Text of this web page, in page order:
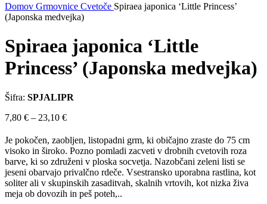
Domov Grmovnice Cvetoče Spiraea japonica ‘Little Princess’
(Japonska medvejka)
Spiraea japonica ‘Little
Princess’ (Japonska medvejka)
Šifra: SPJALIPR
7,80 € – 23,10 €Cenovni
od
7,80 €
do
23,10 €
Je pokočen, zaobljen, listopadni grm, ki običajno zraste do 75 cm
visoko in široko. Pozno pomladi zacveti v drobnih cvetovih roza
barve, ki so združeni v ploska socvetja. Nazobčani zeleni listi se
jeseni obarvajo privalčno rdeče. Vsestransko uporabna rastlina, kot
soliter ali v skupinskih zasaditvah, skalnih vrtovih, kot nizka živa
meja ob dovozih in peš poteh,..